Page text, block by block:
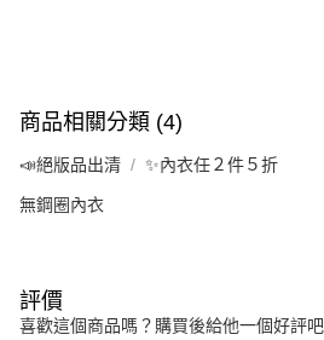
商品相關分類 (4)
📣絕版品出清 ✨內衣任２件５折
無鋼圈內衣
評價
喜歡這個商品嗎？購買後給他一個好評吧